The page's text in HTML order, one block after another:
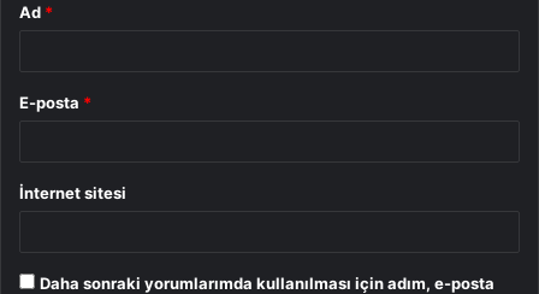
Ad *
E-posta *
İnternet sitesi
Daha sonraki yorumlarımda kullanılması için adım, e-posta